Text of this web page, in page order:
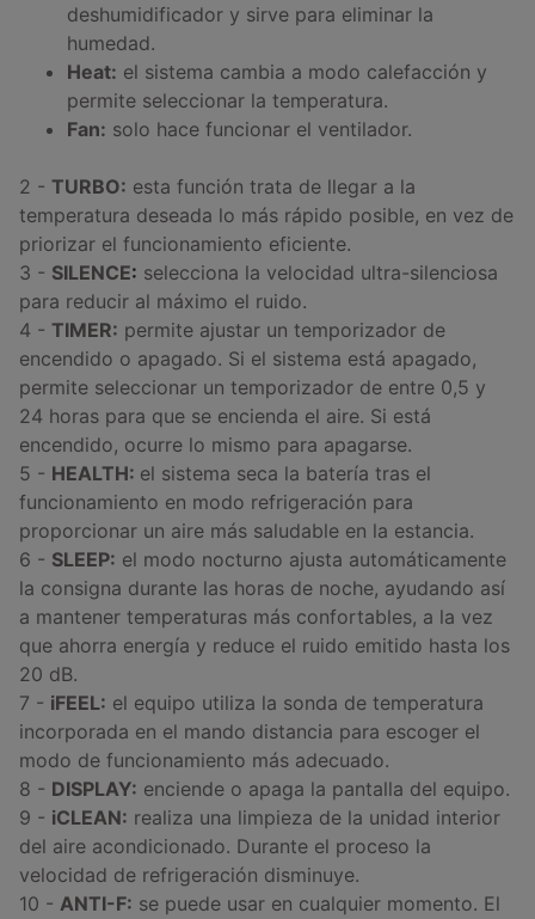
deshumidificador y sirve para eliminar la
humedad.
Heat: el sistema cambia a modo calefacción y
permite seleccionar la temperatura.
Fan: solo hace funcionar el ventilador.
2 - TURBO: esta función trata de llegar a la
temperatura deseada lo más rápido posible, en vez de
priorizar el funcionamiento eficiente.
3 - SILENCE: selecciona la velocidad ultra-silenciosa
para reducir al máximo el ruido.
4 - TIMER: permite ajustar un temporizador de
encendido o apagado. Si el sistema está apagado,
permite seleccionar un temporizador de entre 0,5 y
24 horas para que se encienda el aire. Si está
encendido, ocurre lo mismo para apagarse.
5 - HEALTH: el sistema seca la batería tras el
funcionamiento en modo refrigeración para
proporcionar un aire más saludable en la estancia.
6 - SLEEP: el modo nocturno ajusta automáticamente
la consigna durante las horas de noche, ayudando así
a mantener temperaturas más confortables, a la vez
que ahorra energía y reduce el ruido emitido hasta los
20 dB.
7 - iFEEL: el equipo utiliza la sonda de temperatura
incorporada en el mando distancia para escoger el
modo de funcionamiento más adecuado.
8 - DISPLAY: enciende o apaga la pantalla del equipo.
9 - iCLEAN: realiza una limpieza de la unidad interior
del aire acondicionado. Durante el proceso la
velocidad de refrigeración disminuye.
10 - ANTI-F: se puede usar en cualquier momento. El